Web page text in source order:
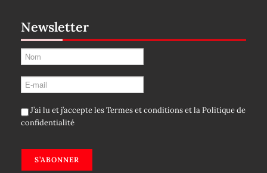
Newsletter
J’ai lu et j’accepte lesTermes et conditionset laPolitique de
confidentialité
S’ABONNER